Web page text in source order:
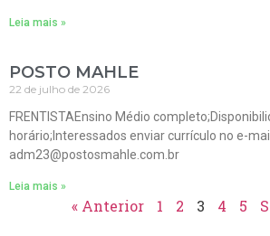
Leia mais »
POSTO MAHLE
22 de julho de 2026
FRENTISTAEnsino Médio
horário;Interessados enviar currículo no e-
adm23@postosmahle.com.br
Leia mais »
« Anterior 1 2 3 4 5